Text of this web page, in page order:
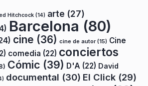
Hitchcock (14) arte (27)
Barcelona (80)
cine (36) cine de autor(15) Cine
comedia (22) conciertos
Cómic (39) D'A (22) David
documental (30) El Click (29)